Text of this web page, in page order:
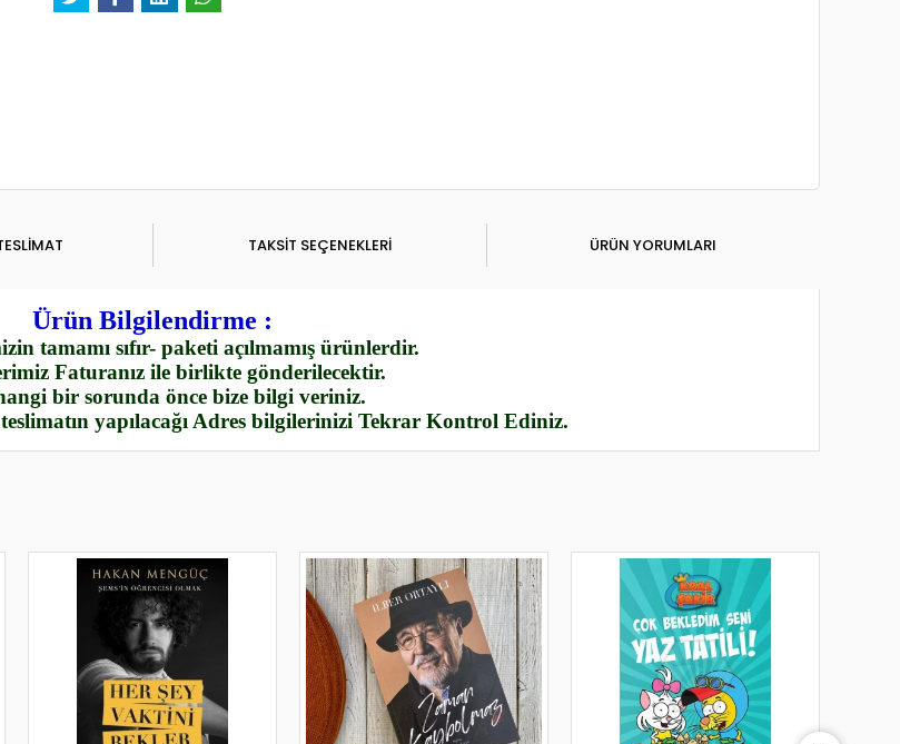
TAKSİT SEÇENEKLERİ ÜRÜN YORUMLARI
Ürün Bilgilendirme :
tamamı sıfır- paketi açılmamış ürünlerdir.
Faturanız ile birlikte gönderilecektir.
bir sorunda önce bize bilgi veriniz.
yapılacağı Adres bilgilerinizi Tekrar Kontrol Ediniz.